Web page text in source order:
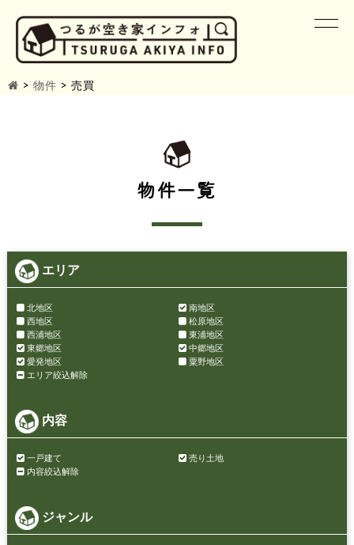
> 物件 > 売買
物件一覧
エリア
北地区
南地区
西地区
松原地区
西浦地区
東浦地区
東郷地区
中郷地区
愛発地区
粟野地区
エリア絞込解除
内容
一戸建て
売り土地
内容絞込解除
ジャンル